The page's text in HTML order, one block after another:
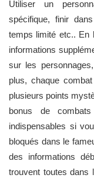
Utiliser un
spécifique, finir
temps limité etc.. En
informations
sur les
plus, chaque
plusieurs points
bonus de
indispensables si
bloqués dans le
des informations
trouvent toutes dans